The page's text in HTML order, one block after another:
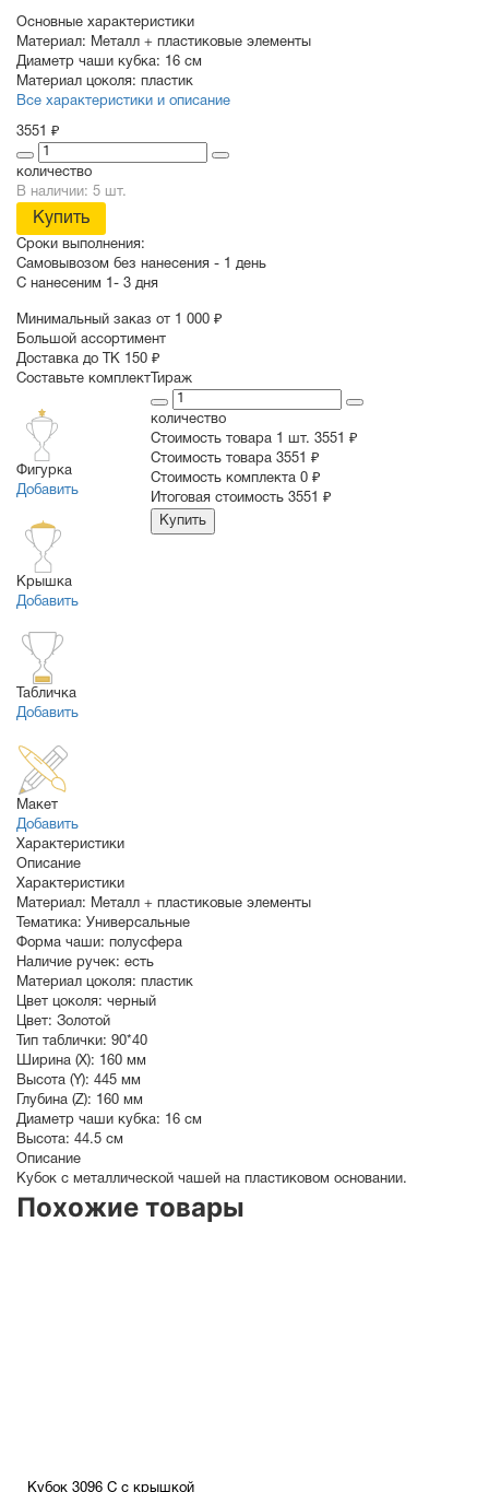
Основные характеристики
Материал: Металл + пластиковые элементы
Диаметр чаши кубка: 16 см
Материал цоколя: пластик
Все характеристики и описание
3551 ₽
количество
В наличии: 5 шт.
Купить
Сроки выполнения:
Самовывозом без нанесения -
1 день
С нанесеним
1- 3 дня
Минимальный заказ от 1 000 ₽
Большой ассортимент
Доставка до ТК 150 ₽
Составьте комплект
Фигурка
Добавить
Крышка
Добавить
Табличка
Добавить
Макет
Добавить
Тираж
количество
Стоимость товара 1 шт. 3551 ₽
Cтоимость товара 3551 ₽
Стоимость комплекта 0 ₽
Итоговая стоимость 3551 ₽
Купить
Характеристики
Описание
Характеристики
Материал: Металл + пластиковые элементы
Тематика: Универсальные
Форма чаши: полусфера
Наличие ручек: есть
Материал цоколя: пластик
Цвет цоколя: черный
Цвет: Золотой
Тип таблички: 90*40
Ширина (X): 160 мм
Высота (Y): 445 мм
Глубина (Z): 160 мм
Диаметр чаши кубка: 16 см
Высота: 44.5 см
Описание
Кубок с металлической чашей на пластиковом основании.
Похожие товары
Кубок 3096 C с крышкой